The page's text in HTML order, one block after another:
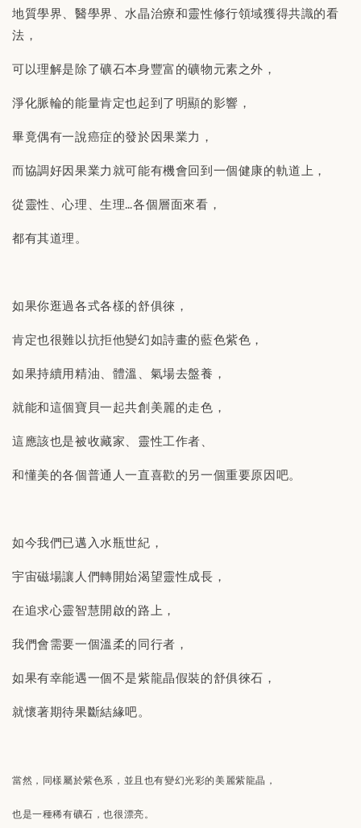
地質學界、醫學界、水晶治療和靈性修行領域獲得共識的看
法，
可以理解是除了礦石本身豐富的礦物元素之外，
淨化脈輪的能量肯定也起到了明顯的影響，
畢竟偶有一說癌症的發於因果業力，
而協調好因果業力就可能有機會回到一個健康的軌道上，
從靈性、心理、生理…各個層面來看，
都有其道理。
如果你逛過各式各樣的舒俱徠，
肯定也很難以抗拒他變幻如詩畫的藍色紫色，
如果持續用精油、體溫、氣場去盤養，
就能和這個寶貝一起共創美麗的走色，
這應該也是被收藏家、靈性工作者、
和懂美的各個普通人一直喜歡的另一個重要原因吧。
如今我們已邁入水瓶世紀，
宇宙磁場讓人們轉開始渴望靈性成長，
在追求心靈智慧開啟的路上，
我們會需要一個溫柔的同行者，
如果有幸能遇一個不是紫龍晶假裝的舒俱徠石，
就懷著期待果斷結緣吧。
當然，同樣屬於紫色系，並且也有變幻光彩的美麗紫龍晶，
也是一種稀有礦石，也很漂亮。